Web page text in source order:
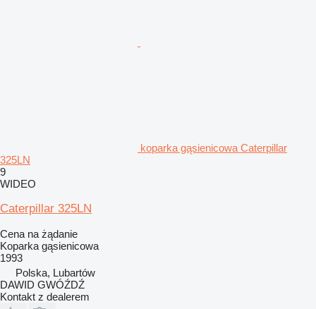
koparka gąsienicowa Caterpillar
325LN
9
WIDEO
Caterpillar 325LN
Cena na żądanie
Koparka gąsienicowa
1993
Polska, Lubartów
DAWID GWÓŹDŹ
Kontakt z dealerem